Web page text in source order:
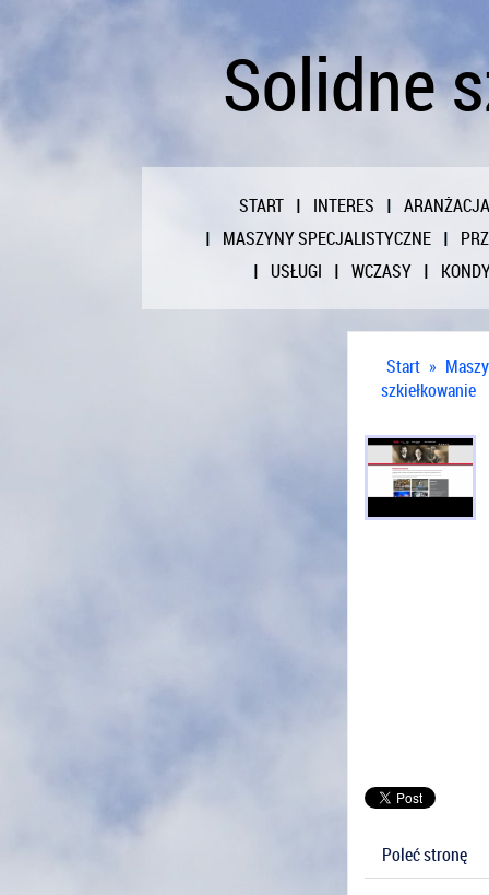
Solidne
START INTERES
ARANŻACJA
MASZYNY SPECJALISTYCZNE
USŁUGI
WCZASY
Start »
szkiełkowanie
Poleć stronę